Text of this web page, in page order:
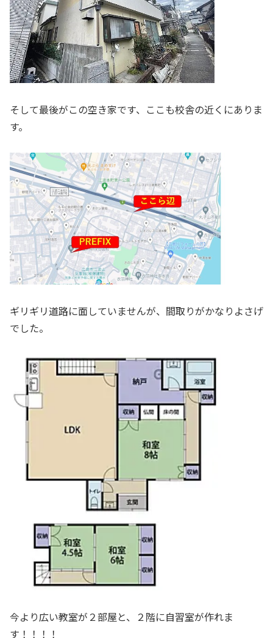
そして最後がこの空き家です、ここも校舎の近くにありま
す。
ギリギリ道路に面していませんが、間取りがかなりよさげ
でした。
今より広い教室が２部屋と、２階に自習室が作れま
す！！！！